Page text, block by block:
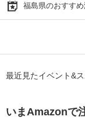
福島県のおすす
最近見たイベント&
いまAmazonで